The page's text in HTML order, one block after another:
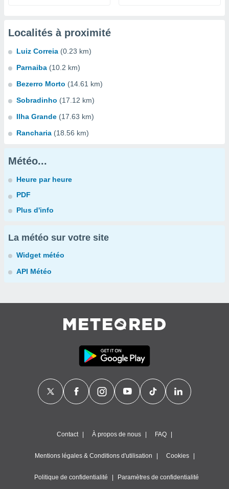
Localités à proximité
Luiz Correia (0.23 km)
Parnaiba (10.2 km)
Bezerro Morto (14.61 km)
Sobradinho (17.12 km)
Ilha Grande (17.63 km)
Rancharia (18.56 km)
Météo...
Heure par heure
PDF
Plus d'info
La météo sur votre site
Widget météo
API Météo
Contact À propos de nous FAQ
Mentions légales & Conditions d'utilisation Cookies
Politique de confidentialité Paramètres de confidentialité